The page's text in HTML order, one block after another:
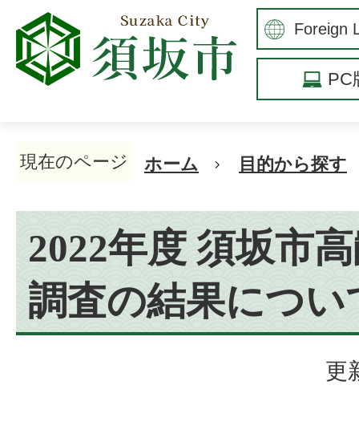
PC
現在のページ ホーム 目的から探す
2022年度 須坂市
調査の結果につい
更